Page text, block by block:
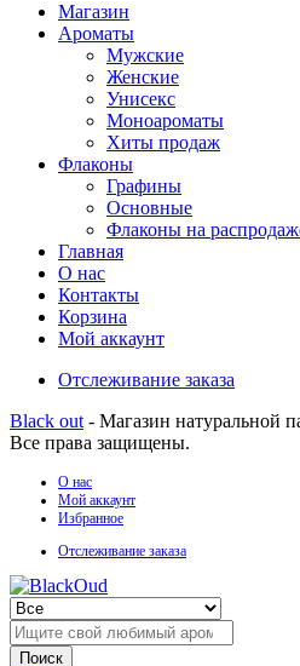
Магазин
Ароматы
Мужские
Женские
Унисекс
Моноароматы
Хиты продаж
Флаконы
Графины
Основные
Флаконы на
Главная
О нас
Контакты
Корзина
Мой аккаунт
Отслеживание заказа
Black out - Магазин натуральной
Все права защищены.
О нас
Мой аккаунт
Избранное
Отслеживание заказа
Поиск